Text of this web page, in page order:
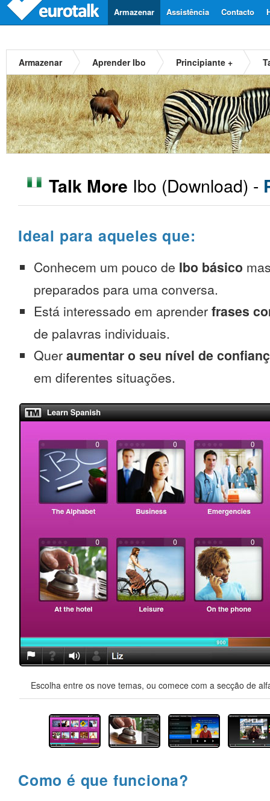
Contacto
Assistência
Armazenar
Armazenar Aprender Ibo Principiante +
Talk More Ibo (Download) -
Ideal para aqueles que:
Conhecem um pouco de Ibo básico
preparados para uma conversa.
Está interessado em aprender frases
de palavras individuais.
Quer aumentar o seu nível de
em diferentes situações.
Escolha entre os nove temas, ou comece com a secção de
Como é que funciona?